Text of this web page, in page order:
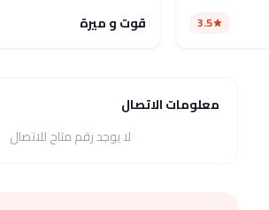
3.5 قوت و ميرة
معلومات الاتصال
لا يوجد رقم متاح للاتصال